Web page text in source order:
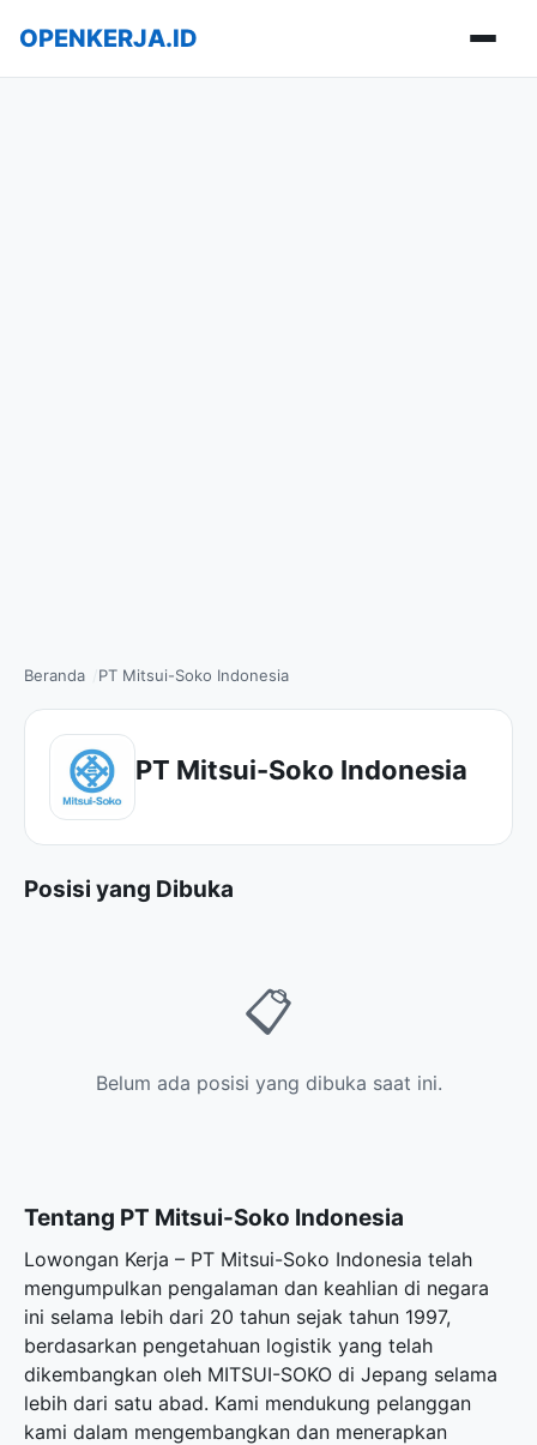
OPENKERJA.ID
Beranda PT Mitsui-Soko Indonesia
PT Mitsui-Soko Indonesia
Posisi yang Dibuka
📋
Belum ada posisi yang dibuka saat ini.
Tentang PT Mitsui-Soko Indonesia
Lowongan Kerja – PT Mitsui-Soko Indonesia telah
mengumpulkan pengalaman dan keahlian di negara
ini selama lebih dari 20 tahun sejak tahun 1997,
berdasarkan pengetahuan logistik yang telah
dikembangkan oleh MITSUI-SOKO di Jepang selama
lebih dari satu abad. Kami mendukung pelanggan
kami dalam mengembangkan dan menerapkan